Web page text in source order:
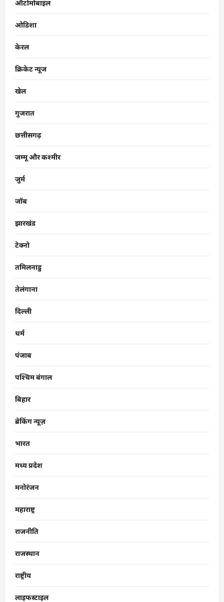
ऑटोमोबाइल
ओडिशा
केरल
क्रिकेट न्यूज
खेल
गुजरात
छत्तीसगढ़
जम्मू और कश्मीर
जुर्म
जॉब
झारखंड
टेक्नो
तमिलनाडु
तेलंगाना
दिल्ली
धर्म
पंजाब
पश्चिम बंगाल
बिहार
ब्रेकिंग न्यूज़
भारत
मध्य प्रदेश
मनोरंजन
महाराष्ट्र
राजनीति
राजस्थान
राष्ट्रीय
लाइफस्टाइल